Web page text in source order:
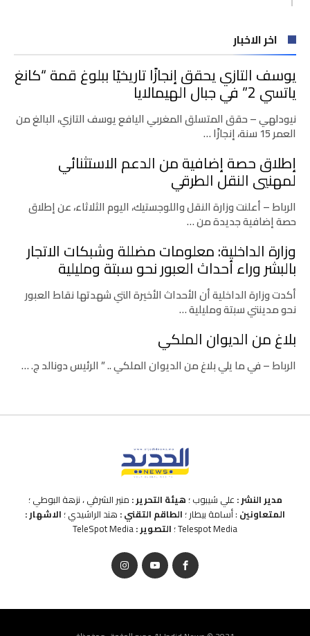
اخر الاخبار
يوسف التازي يحقق إنجازًا تاريخيًا ببلوغ قمة “كانغ
ياتسي 2” في جبال الهيمالايا
نيودلهي – حقق المتسلق المغربي اليافع يوسف التازي، البالغ من
العمر 15 سنة، إنجازًا …
إطلاق حصة إضافية من الدعم الاستثنائي
لمهنيي النقل الطرقي
الرباط – أعلنت وزارة النقل واللوجستيك، اليوم الثلاثاء، عن إطلاق
حصة إضافية جديدة من …
وزارة الداخلية: معلومات مضللة وشبكات الاتجار
بالبشر وراء أحداث العبور نحو سبتة ومليلية
أكدت وزارة الداخلية أن الأحداث الأخيرة التي شهدتها نقاط العبور
نحو مدينتي سبتة ومليلية …
بلاغ من الديوان الملكي
الرباط – في ما يلي بلاغ من الديوان الملكي .. ” الرئيس دونالد ج. …
مدير النشر : علي شيبوب ؛ هيئة التحرير : منير الشرقي ، نزهة البوطي ؛
المتعاونين : أسامة بيطار ؛ الطاقم التقني : هند الراشيدي ؛ الاشهار :
Telespot Media ؛ التصوير :TeleSpot Media